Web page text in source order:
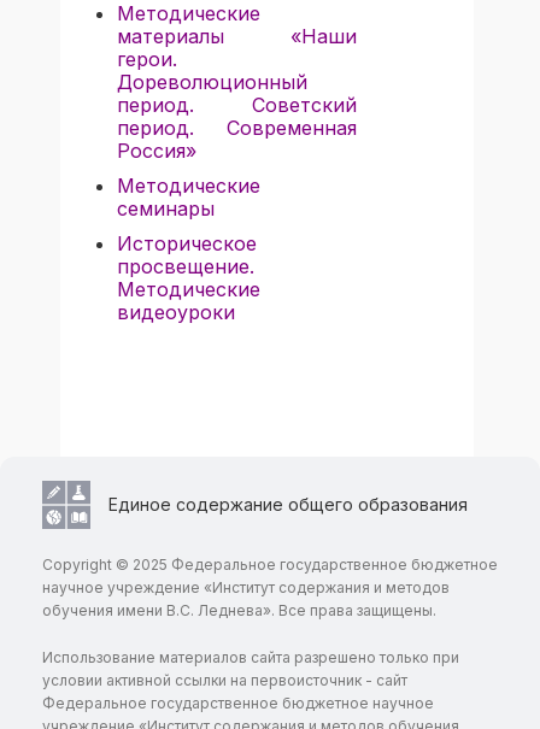
Методические
материалы «Наши
герои.
Дореволюционный
период. Советский
период. Современная
Россия»
Методические
семинары
Историческое
просвещение.
Методические
видеоуроки
Единое содержание общего образования
Copyright © 2025 Федеральное государственное бюджетное
научное учреждение «Институт содержания и методов
обучения имени В.С. Леднева». Все права защищены.
Использование материалов сайта разрешено только при
условии активной ссылки на первоисточник - сайт
Федеральное государственное бюджетное научное